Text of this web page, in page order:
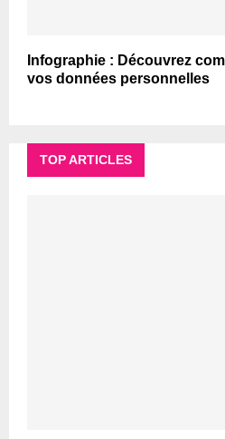
Infographie : Découvrez
vos données personnelles
TOP ARTICLES